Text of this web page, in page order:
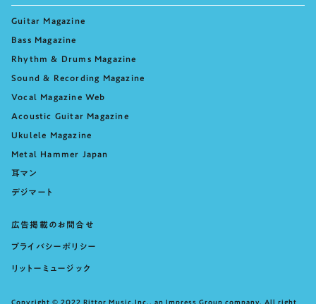
Guitar Magazine
Bass Magazine
Rhythm & Drums Magazine
Sound & Recording Magazine
Vocal Magazine Web
Acoustic Guitar Magazine
Ukulele Magazine
Metal Hammer Japan
耳マン
デジマート
広告掲載のお問合せ
プライバシーポリシー
リットーミュージック
Copyright © 2022 Rittor Music,Inc., an Impress Group company. All right